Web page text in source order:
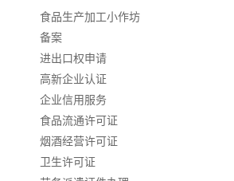
法进行税务检查的义务，应主动配合我
执行财务制度的情况，并按有关规定提
。九、及时提供信息的义务您除通过税
息。如您有歇业、经营情况变化、遭受
、报告其他涉税信息的义务为了保障国
如下涉税信息：1. 您有义务就您与关联
。您有欠税情形而以财产设定抵押、质
报告义务。您有合并、分立情形的，应
纳税人继续履行未履行的纳税义务;分立
食品生产加工小作坊
备案
进出口权申请
高新企业认证
企业信用服务
食品流通许可证
烟酒经营许可证
卫生许可证